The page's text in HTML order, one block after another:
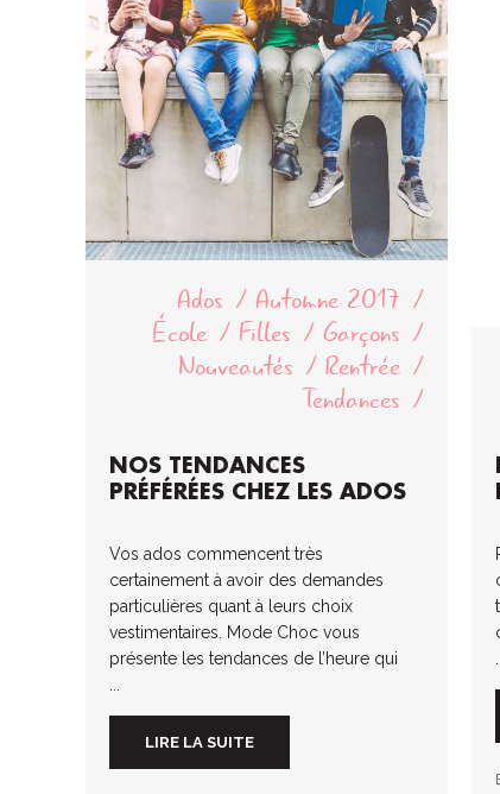
Ados
Automne 2017
École
Filles
Garçons
Nouveautés
Rentrée
Tendances
NOS TENDANCES
PRÉFÉRÉES CHEZ LES ADOS
Vos ados commencent très
certainement à avoir des demandes
particulières quant à leurs choix
vestimentaires. Mode Choc vous
présente les tendances de l’heure qui
LIRE LA SUITE